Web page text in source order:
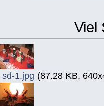
Viel
1.jpg (87.28 KB,